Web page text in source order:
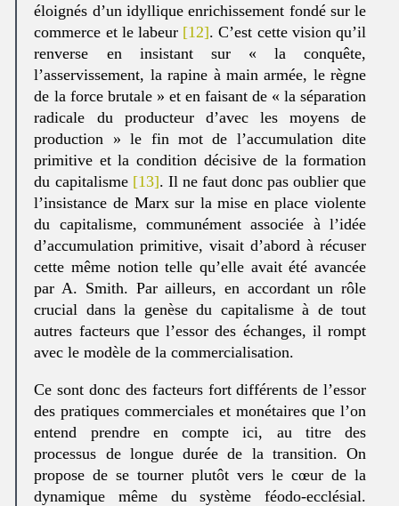
éloignés d’un idyllique enrichissement fondé sur le
commerce et le labeur [12]. C’est cette vision qu’il
renverse en insistant sur « la conquête,
l’asservissement, la rapine à main armée, le règne
de la force brutale » et en faisant de « la séparation
radicale du producteur d’avec les moyens de
production » le fin mot de l’accumulation dite
primitive et la condition décisive de la formation
du capitalisme [13]. Il ne faut donc pas oublier que
l’insistance de Marx sur la mise en place violente
du capitalisme, communément associée à l’idée
d’accumulation primitive, visait d’abord à récuser
cette même notion telle qu’elle avait été avancée
par A. Smith. Par ailleurs, en accordant un rôle
crucial dans la genèse du capitalisme à de tout
autres facteurs que l’essor des échanges, il rompt
avec le modèle de la commercialisation.
Ce sont donc des facteurs fort différents de l’essor
des pratiques commerciales et monétaires que l’on
entend prendre en compte ici, au titre des
processus de longue durée de la transition. On
propose de se tourner plutôt vers le cœur de la
dynamique même du système féodo-ecclésial.